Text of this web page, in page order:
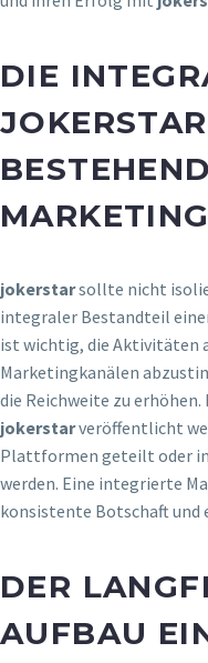
DIE
jokerstarsollte nicht
integraler Bestandteil
ist wichtig, die Aktivitäten
Marketingkanälen
die Reichweite zu
jokerstarveröffentlicht
Plattformen geteilt oder
werden. Eine integrierte
konsistente Botschaft und
DER
AUFBAU